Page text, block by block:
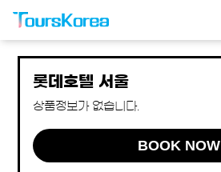
롯데호텔 서울
상품정보가 없습니다.
BOOK NOW